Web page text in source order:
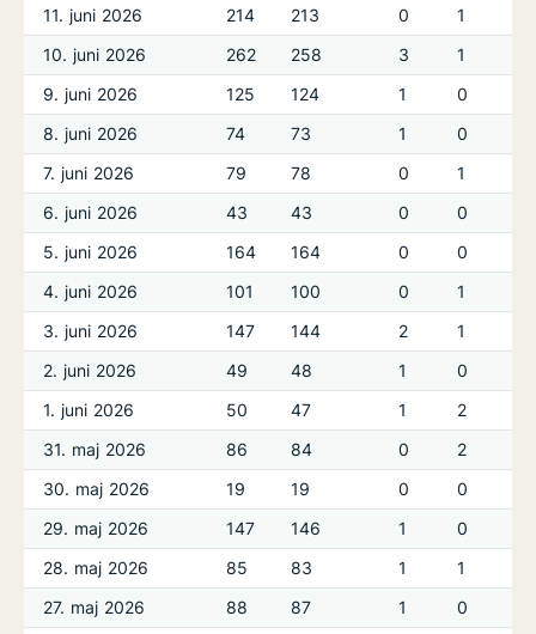
11. juni 2026
214 213 0
1
10. juni 2026
262 258 3
1
9. juni 2026
125 124 1
0
8. juni 2026
74 73 1
0
7. juni 2026
79 78 0
1
6. juni 2026
43 43 0
0
5. juni 2026
164 164 0
0
4. juni 2026
101 100 0
1
3. juni 2026
147 144 2
1
2. juni 2026
49 48 1
0
1. juni 2026
50 47 1
2
31. maj 2026
86 84 0
2
30. maj 2026
19 19 0
0
29. maj 2026
147 146 1
0
28. maj 2026
85 83 1
1
27. maj 2026
88 87 1
0